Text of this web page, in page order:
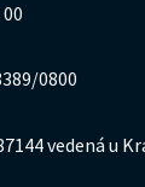
0800
vedená u